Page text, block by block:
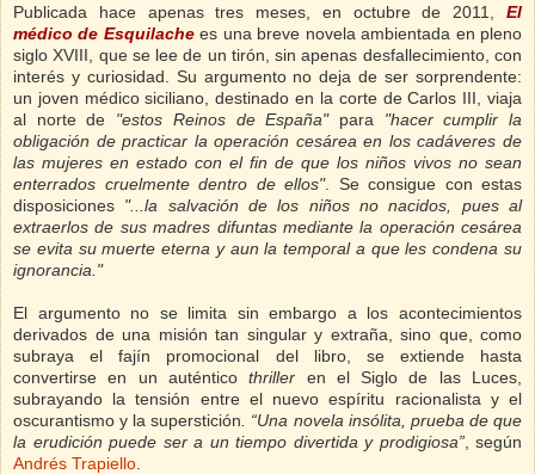
Publicada hace apenas tres meses, en octubre de 2011, El
médico de Esquilachees una breve novela ambientada en pleno
siglo XVIII, que se lee de un tirón, sin apenas desfallecimiento, con
interés y curiosidad. Su argumento no deja de ser sorprendente:
un joven médico siciliano, destinado en la corte de Carlos III, viaja
al norte de "estos Reinos de España"para "hacer cumplir la
obligación de practicar la operación cesárea en los cadáveres de
las mujeres en estado con el fin de que los niños vivos no sean
enterrados cruelmente dentro de ellos". Se consigue con estas
disposiciones "...la salvación de los niños no nacidos, pues al
extraerlos de sus madres difuntas mediante la operación cesárea
se evita su muerte eterna y aun la temporal a que les condena su
ignorancia."
El argumento no se limita sin embargo a los acontecimientos
derivados de una misión tan singular y extraña, sino que, como
subraya el fajín promocional del libro, se extiende hasta
convertirse en un auténticothriller en el Siglo de las Luces,
subrayando la tensión entre el nuevo espíritu racionalista y el
oscurantismo y la superstición . “Una novela insólita, prueba de que
la erudición puede ser a un tiempo divertida y prodigiosa”, según
Andrés Trapiello